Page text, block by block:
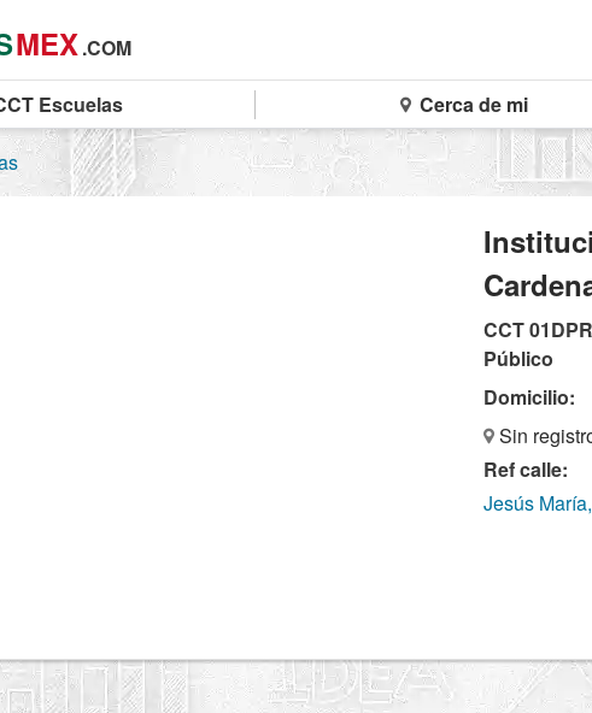
MEX.COM
Escuelas Cerca de mi
CCT
Público
Domicilio:
Sin
Ref calle:
Jesús